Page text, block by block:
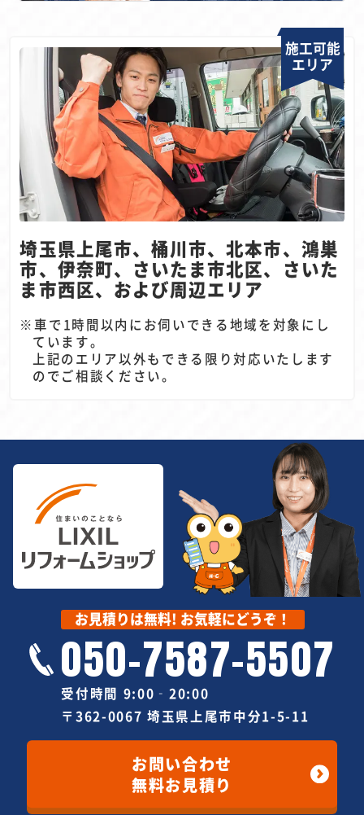
施工可能
エリア
埼玉県上尾市、桶川市、北本市、鴻巣
市、伊奈町、 さいたま市北区、さいた
ま市西区、および周辺エリア
車で1時間以内にお伺いできる地域を対象にし
ています。
上記のエリア以外もできる限り対応いたします
のでご相談ください。
お見積りは無料! お気軽にどうぞ！
050-7587-5507
受付時間 9:00‐20:00
〒362-0067 埼玉県上尾市中分1-5-11
お問い合わせ
無料お見積り